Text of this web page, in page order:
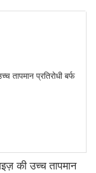
की उच्च तापमान